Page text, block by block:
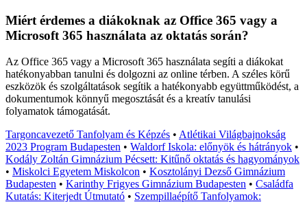
Miért érdemes a diákoknak az Office 365 vagy a
Microsoft 365 használata az oktatás során?
Az Office 365 vagy a Microsoft 365 használata segíti a diákokat
hatékonyabban tanulni és dolgozni az online térben. A széles körű
eszközök és szolgáltatások segítik a hatékonyabb együttműködést, a
dokumentumok könnyű megosztását és a kreatív tanulási
folyamatok támogatását.
Targoncavezető Tanfolyam és Képzés • Atlétikai Világbajnokság
2023 Program Budapesten • Waldorf Iskola: előnyök és hátrányok •
Kodály Zoltán Gimnázium Pécsett: Kitűnő oktatás és hagyományok
• Miskolci Egyetem Miskolcon • Kosztolányi Dezső Gimnázium
Budapesten • Karinthy Frigyes Gimnázium Budapesten • Családfa
Kutatás: Kiterjedt Útmutató • Szempillaépítő Tanfolyamok: